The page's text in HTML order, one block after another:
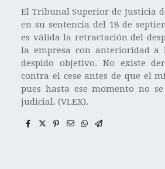
El Tribunal Superior de Justicia
en su sentencia del 18 de
es válida la retractación del
la empresa con anterioridad a
despido objetivo. No existe
contra el cese antes de que el
pues hasta ese momento no
judicial. (VLEX).